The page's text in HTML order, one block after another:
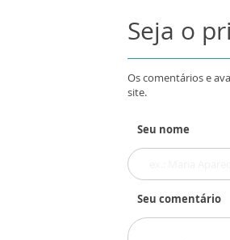
Seja o
Os comentários e
site.
Seu nome
Seu comentário